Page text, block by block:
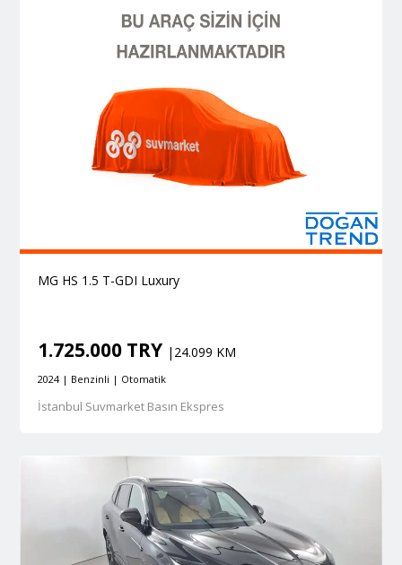
MG HS 1.5 T-GDI Luxury
1.725.000 TRY |24.099 KM
2024 | Benzinli | Otomatik
İstanbul Suvmarket Basın Ekspres